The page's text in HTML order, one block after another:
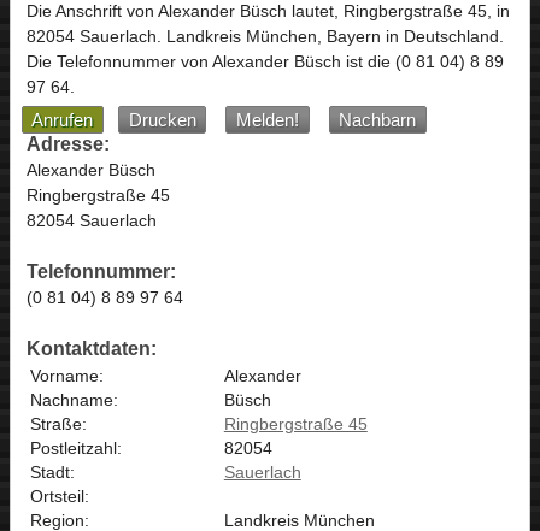
Die Anschrift von Alexander Büsch lautet, Ringbergstraße 45, in
82054 Sauerlach. Landkreis München, Bayern in Deutschland.
Die Telefonnummer von Alexander Büsch ist die (0 81 04) 8 89
97 64.
Anrufen Drucken Melden!
Nachbarn
Adresse:
Alexander Büsch
Ringbergstraße 45
82054 Sauerlach
Telefonnummer:
(0 81 04) 8 89 97 64
Kontaktdaten:
Vorname:
Alexander
Nachname:
Büsch
Straße:
Ringbergstraße 45
Postleitzahl:
82054
Stadt:
Sauerlach
Ortsteil:
Region:
Landkreis München